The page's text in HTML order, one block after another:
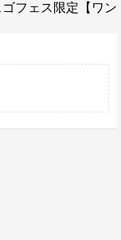
フェス限定【ワン